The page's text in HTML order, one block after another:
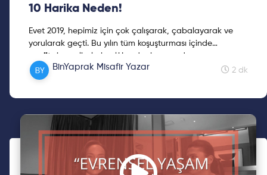
10 Harika Neden!
Evet 2019, hepimiz için çok çalışarak, çabalayarak ve
yorularak geçti. Bu yılın tüm koşuşturması içinde
meditasyona hala başlamadıysanız ya da ara
vermişseniz çok da
gecikmiş sayılmazsınız. Umarım b
u yazı ile yolunuzu meditasyonla kesiştirebiliriz. Zira iş
dünyası stres öcüleriyle dolu!
BinYaprak Misafir Yazar 2 dk